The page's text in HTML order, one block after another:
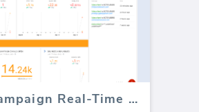
(ActiveCampaign Real-Time Feed)